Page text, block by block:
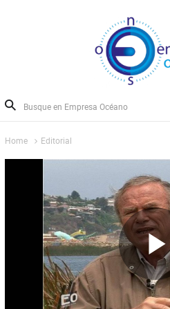
Home Editorial